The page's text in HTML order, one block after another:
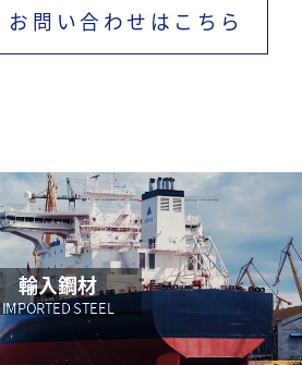
お問い合わせはこちら
輸入鋼材
IMPORTED STEEL